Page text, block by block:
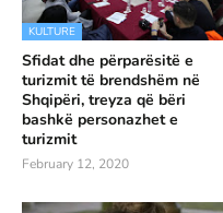
KULTURE
Sfidat dhe përparësitë e
turizmit të brendshëm në
Shqipëri, treyza që bëri
bashkë personazhet e
turizmit
February 12, 2020